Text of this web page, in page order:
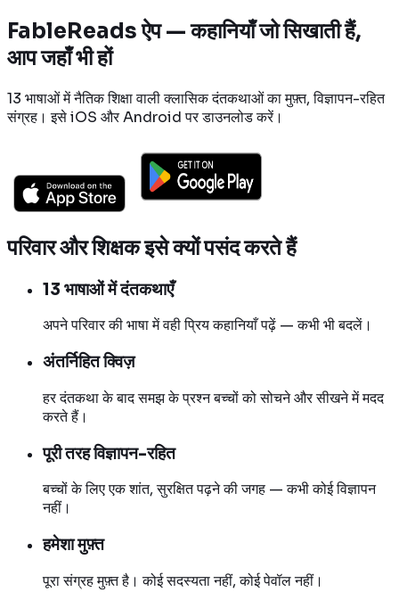
FableReads ऐप — कहानियाँ जो सिखाती हैं,
आप जहाँ भी हों
13 भाषाओं में नैतिक शिक्षा वाली क्लासिक दंतकथाओं का मुफ़्त, विज्ञापन-रहित
संग्रह। इसे iOS और Android पर डाउनलोड करें।
परिवार और शिक्षक इसे क्यों पसंद करते हैं
13 भाषाओं में दंतकथाएँ
अपने परिवार की भाषा में वही प्रिय कहानियाँ पढ़ें — कभी भी बदलें।
अंतर्निहित क्विज़
हर दंतकथा के बाद समझ के प्रश्न बच्चों को सोचने और सीखने में मदद
करते हैं।
पूरी तरह विज्ञापन-रहित
बच्चों के लिए एक शांत, सुरक्षित पढ़ने की जगह — कभी कोई विज्ञापन
नहीं।
हमेशा मुफ़्त
पूरा संग्रह मुफ़्त है। कोई सदस्यता नहीं, कोई पेवॉल नहीं।